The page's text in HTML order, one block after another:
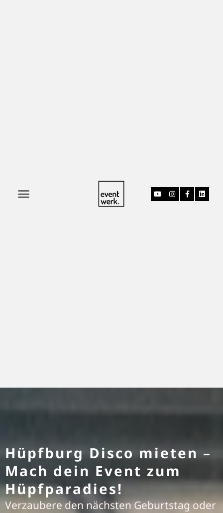
Hüpfburg Disco mieten –
Mach dein Event zum
Hüpfparadies!
Verzaubere den nächsten Geburtstag oder